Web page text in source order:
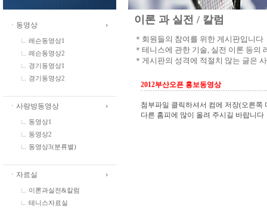
ㆍ동영상
레슨동영상1
레슨동영상2
경기동영상1
경기동영상2
ㆍ사랑방동영상
동영상1
동영상2
동영상3(분류별)
ㆍ자료실
이론과실전&칼럼
테니스자료실
이론 과 실전 / 칼럼
＊회원들의 참여를 위한 게시판입니다
＊테니스에 관한 기술, 실전 이론 등의
＊게시판의 성격에 적절치 않는 글은
2012부산오픈 홍보동영상
첨부파일 클릭하셔서 컴에 저장(오른쪽
다른 홈피에 많이 올려 주시길 바랍니다